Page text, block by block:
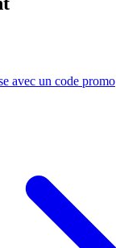
avec un code promo